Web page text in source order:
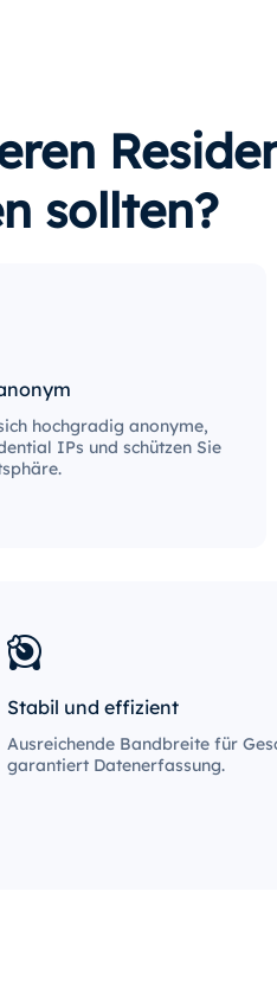
sollten?
hochgradig anonyme,
IPs und schützen Sie
Stabil und effizient
Ausreichende Bandbreite für
garantiert Datenerfassung.